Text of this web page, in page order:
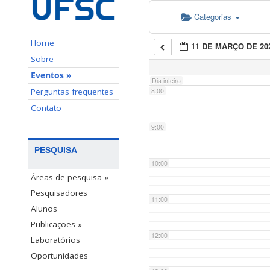
Home
Sobre
Eventos »
Perguntas frequentes
Contato
PESQUISA
Áreas de pesquisa »
Pesquisadores
Alunos
Publicações »
Laboratórios
Oportunidades
Categorias
11 DE MARÇO DE
Dia inteiro
7:00
8:00
9:00
10:00
11:00
12:00